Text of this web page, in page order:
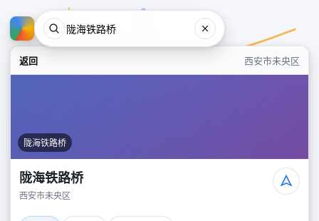
返回 西安市未央区
陇海铁路桥
陇海铁路桥
西安市未央区